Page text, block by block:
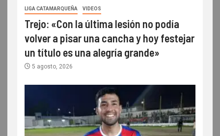
LIGA CATAMARQUEÑA VIDEOS
Trejo: «Con la última lesión no podía
volver a pisar una cancha y hoy festejar
un título es una alegría grande»
5 agosto, 2026